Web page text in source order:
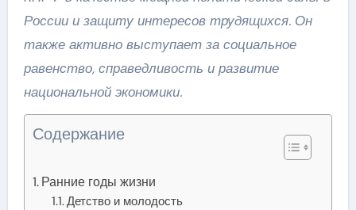
России и защиту интересов трудящихся. Он
также активно выступает за социальное
равенство, справедливость и развитие
национальной экономики.
Содержание
Ранние годы жизни
Детство и молодость